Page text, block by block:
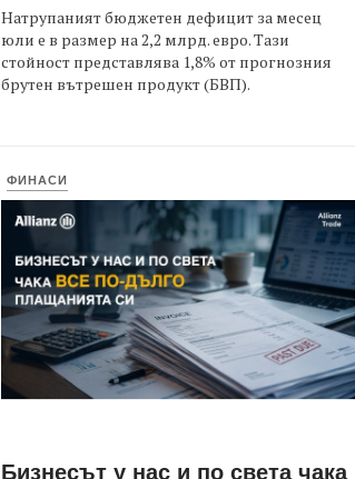
Натрупаният бюджетен дефицит за месец
юли е в размер на 2,2 млрд. евро. Тази
стойност представлява 1,8% от прогнозния
брутен вътрешен продукт (БВП).
ФИНАСИ
Бизнесът у нас и по света чака